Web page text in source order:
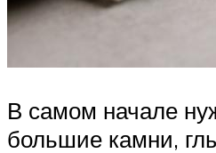
В самом начале
большие камни,